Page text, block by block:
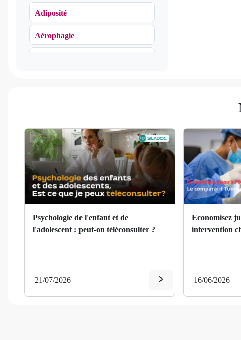
Adiposité
Aérophagie
Allergie
Alopécie
Alzheimer (maladie d')
Amblyopie
Amyotrophie
Psychologie de l'enfant et de
l'adolescent : peut-on téléconsulter ?
21/07/2026
Economisez
intervention
16/06/2026